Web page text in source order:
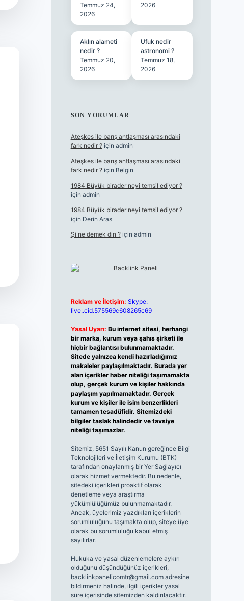
Temmuz 24,
2026
2026
Aklın alameti
nedir ?
Temmuz 20,
2026
Ufuk nedir
astronomi ?
Temmuz 18,
2026
SON YORUMLAR
Ateşkes ile barış antlaşması arasındaki
fark nedir ?için admin
Ateşkes ile barış antlaşması arasındaki
fark nedir ?için Belgin
1984 Büyük birader neyi temsil ediyor ?
için admin
1984 Büyük birader neyi temsil ediyor ?
için Derin Aras
Şi ne demek din ?için admin
Reklam ve İletişim: Skype:
live:.cid.575569c608265c69
Yasal Uyarı: Bu internet sitesi, herhangi
bir marka, kurum veya şahıs şirketi ile
hiçbir bağlantısı bulunmamaktadır.
Sitede yalnızca kendi hazırladığımız
makaleler paylaşılmaktadır. Burada yer
alan içerikler haber niteliği taşımamakta
olup, gerçek kurum ve kişiler hakkında
paylaşım yapılmamaktadır. Gerçek
kurum ve kişiler ile isim benzerlikleri
tamamen tesadüfidir. Sitemizdeki
bilgiler taslak halindedir ve tavsiye
niteliği taşımazlar.
Sitemiz, 5651 Sayılı Kanun gereğince Bilgi
Teknolojileri ve İletişim Kurumu (BTK)
tarafından onaylanmış bir Yer Sağlayıcı
olarak hizmet vermektedir. Bu nedenle,
sitedeki içerikleri proaktif olarak
denetleme veya araştırma
yükümlülüğümüz bulunmamaktadır.
Ancak, üyelerimiz yazdıkları içeriklerin
sorumluluğunu taşımakta olup, siteye üye
olarak bu sorumluluğu kabul etmiş
sayılırlar.
Hukuka ve yasal düzenlemelere aykırı
olduğunu düşündüğünüz içerikleri,
backlinkpanelicomtr@gmail.comadresine
bildirmeniz halinde, ilgili içerikler yasal
süre içerisinde sitemizden kaldırılacaktır.